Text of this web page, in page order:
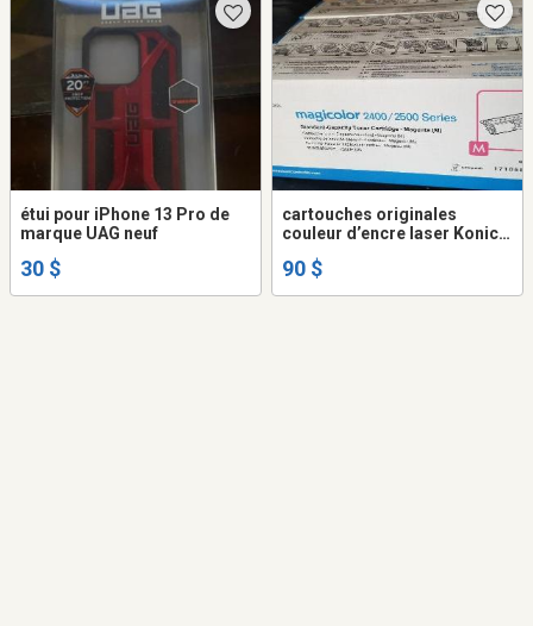
étui pour iPhone 13 Pro de
marque UAG neuf
30 $
cartouches originales
couleur d’encre laser Konica
90 $